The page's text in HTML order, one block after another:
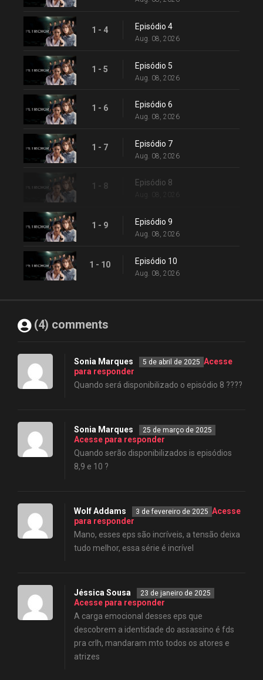
1 - 4 Episódio 4
Aug. 08, 2026
1 - 5 Episódio 5
Aug. 08, 2026
1 - 6 Episódio 6
Aug. 08, 2026
1 - 7 Episódio 7
Aug. 08, 2026
1 - 8 Episódio 8
1 - 9 Episódio 9
Aug. 08, 2026
1 - 10 Episódio 10
Aug. 08, 2026
(4) comments
Sonia Marques 5 de abril de 2025 Acesse
para responder
Quando será disponibilizado o episódio 8 ????
Sonia Marques 25 de março de 2025
Acesse para responder
Quando serão disponibilizados is episódios
8,9 e 10 ?
Wolf Addams 3 de fevereiro de 2025 Acesse
para responder
Mano, esses eps são incríveis, a tensão deixa
tudo melhor, essa série é incrível
Jéssica Sousa 23 de janeiro de 2025
Acesse para responder
A carga emocional desses eps que
descobrem a identidade do assassino é fds
pra crlh, mandaram mto todos os atores e
atrizes